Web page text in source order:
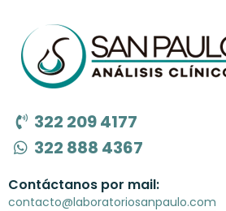
322 209 4177
322 888 4367
Contáctanos por mail:
contacto@laboratoriosanpaulo.com